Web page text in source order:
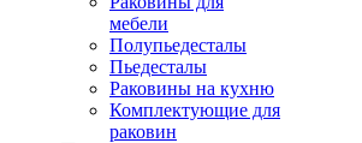
мебели
Полупьедесталы
Пьедесталы
Раковины на кухню
Комплектующие для
раковин